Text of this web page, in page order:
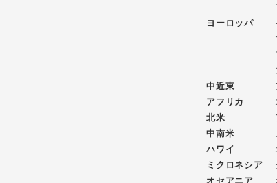
ヨーロッパ
中近東
アフリカ
北米
中南米
ハワイ
ミクロネシア
オセアニア